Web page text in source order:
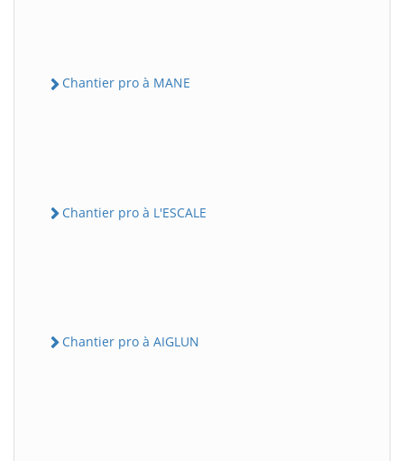
Chantier pro à MANE
Chantier pro à L'ESCALE
Chantier pro à AIGLUN